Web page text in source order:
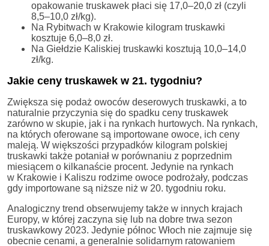
opakowanie truskawek płaci się 17,0–20,0 zł (czyli
8,5–10,0 zł/kg).
Na Rybitwach w Krakowie kilogram truskawki
kosztuje 6,0–8,0 zł.
Na Giełdzie Kaliskiej truskawki kosztują 10,0–14,0
zł/kg.
Jakie ceny truskawek w 21. tygodniu?
Zwiększa się podaż owoców deserowych truskawki, a to
naturalnie przyczynia się do spadku ceny truskawek
zarówno w skupie, jak i na rynkach hurtowych. Na rynkach,
na których oferowane są importowane owoce, ich ceny
maleją. W większości przypadków kilogram polskiej
truskawki także potaniał w porównaniu z poprzednim
miesiącem o kilkanaście procent. Jedynie na rynkach
w Krakowie i Kaliszu rodzime owoce podrożały, podczas
gdy importowane są niższe niż w 20. tygodniu roku.
Analogiczny trend obserwujemy także w innych krajach
Europy, w której zaczyna się lub na dobre trwa sezon
truskawkowy 2023. Jedynie północ Włoch nie zajmuje się
obecnie cenami, a generalnie solidarnym ratowaniem